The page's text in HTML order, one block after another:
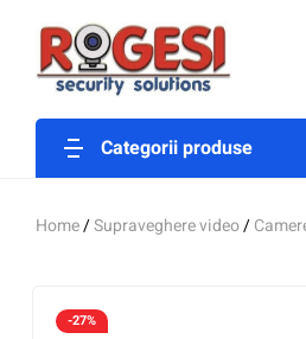
Categorii produse
Home/Supraveghere video/
-27%